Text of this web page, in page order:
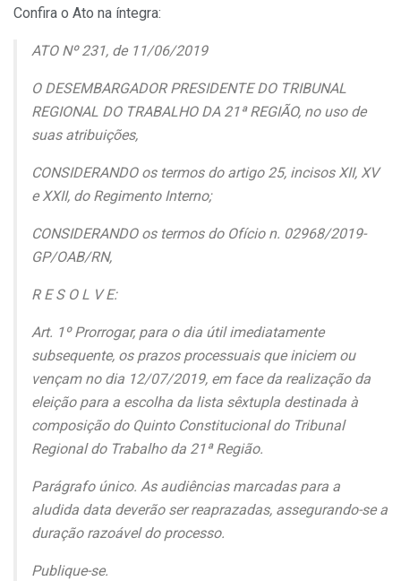
Confira o Ato na íntegra:
ATO Nº 231, de 11/06/2019
O DESEMBARGADOR PRESIDENTE DO TRIBUNAL
REGIONAL DO TRABALHO DA 21ª REGIÃO, no uso de
suas atribuições,
CONSIDERANDO os termos do artigo 25, incisos XII, XV
e XXII, do Regimento Interno;
CONSIDERANDO os termos do Ofício n. 02968/2019-
GP/OAB/RN,
R E S O L V E:
Art. 1º Prorrogar, para o dia útil imediatamente
subsequente, os prazos processuais que iniciem ou
vençam no dia 12/07/2019, em face da realização da
eleição para a escolha da lista sêxtupla destinada à
composição do Quinto Constitucional do Tribunal
Regional do Trabalho da 21ª Região.
Parágrafo único. As audiências marcadas para a
aludida data deverão ser reaprazadas, assegurando-se a
duração razoável do processo.
Publique-se.